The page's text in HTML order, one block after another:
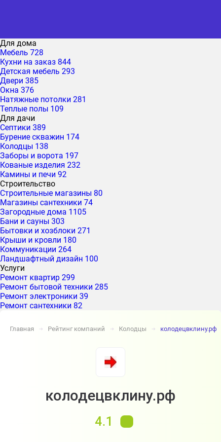
Для дома
Мебель 728
Кухни на заказ 844
Детская мебель 293
Двери 385
Окна 376
Натяжные потолки 281
Теплые полы 109
Для дачи
Септики 389
Бурение скважин 174
Колодцы 138
Заборы и ворота 197
Кованые изделия 232
Камины и печи 92
Строительство
Строительные магазины 80
Магазины сантехники 74
Загородные дома 1105
Бани и сауны 303
Бытовки и хозблоки 271
Крыши и кровли 180
Коммуникации 264
Ландшафтный дизайн 100
Услуги
Ремонт квартир 299
Ремонт бытовой техники 285
Ремонт электроники 39
Ремонт сантехники 82
Главная ➔ Рейтинг компаний ➔ Колодцы ➔ колодецвклину.рф
колодецвклину.рф
4.1